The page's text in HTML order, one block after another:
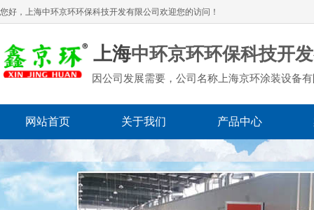
您好，上海中环京环环保科技开发有限公司 欢迎您的访问！
上海中环京环环保科技开
因公司发展需要，公司名称上海京环涂装设备
网站首页 关于我们 产品中心